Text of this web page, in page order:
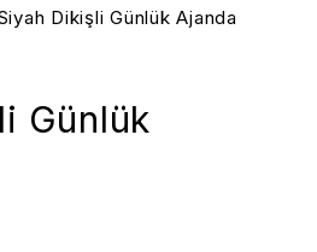
Dikişli Günlük Ajanda
Günlük